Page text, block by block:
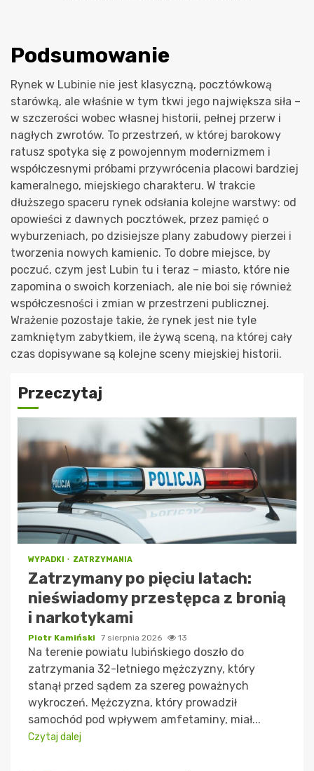
Podsumowanie
Rynek w Lubinie nie jest klasyczną, pocztówkową
starówką, ale właśnie w tym tkwi jego największa siła –
w szczerości wobec własnej historii, pełnej przerw i
nagłych zwrotów. To przestrzeń, w której barokowy
ratusz spotyka się z powojennym modernizmem i
współczesnymi próbami przywrócenia placowi bardziej
kameralnego, miejskiego charakteru. W trakcie
dłuższego spaceru rynek odsłania kolejne warstwy: od
opowieści z dawnych pocztówek, przez pamięć o
wyburzeniach, po dzisiejsze plany zabudowy pierzei i
tworzenia nowych kamienic. To dobre miejsce, by
poczuć, czym jest Lubin tu i teraz – miasto, które nie
zapomina o swoich korzeniach, ale nie boi się również
współczesności i zmian w przestrzeni publicznej.
Wrażenie pozostaje takie, że rynek jest nie tyle
zamkniętym zabytkiem, ile żywą sceną, na której cały
czas dopisywane są kolejne sceny miejskiej historii.
Przeczytaj
WYPADKI ZATRZYMANIA
Zatrzymany po pięciu latach:
nieświadomy przestępca z bronią
i narkotykami
Piotr Kamiński 7 sierpnia 2026 13
Na terenie powiatu lubińskiego doszło do
zatrzymania 32-letniego mężczyzny, który
stanął przed sądem za szereg poważnych
wykroczeń. Mężczyzna, który prowadził
samochód pod wpływem amfetaminy, miał...
Czytaj dalej